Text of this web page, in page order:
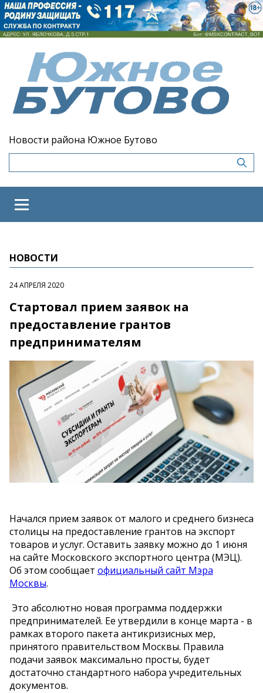
Новости района Южное Бутово
НОВОСТИ
24 АПРЕЛЯ 2020
Стартовал прием заявок на
предоставление грантов
предпринимателям
Начался прием заявок от малого и среднего бизнеса
столицы на предоставление грантов на экспорт
товаров и услуг. Оставить заявку можно до 1 июня
на сайте Московского экспортного центра (МЭЦ).
Об этом сообщает официальный сайт Мэра
Москвы.
Это абсолютно новая программа поддержки
предпринимателей. Ее утвердили в конце марта - в
рамках второго пакета антикризисных мер,
принятого правительством Москвы. Правила
подачи заявок максимально просты, будет
достаточно стандартного набора учредительных
документов.